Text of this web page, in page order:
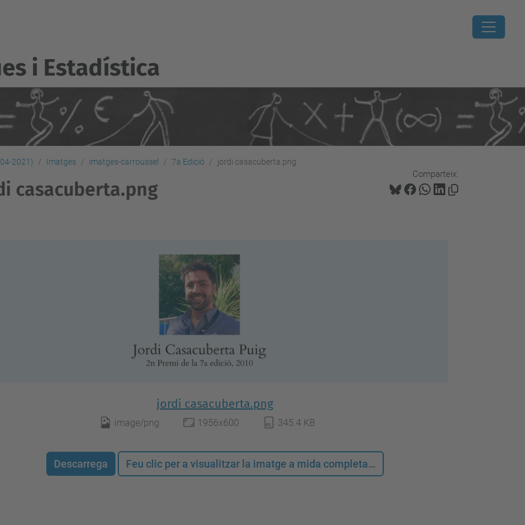
i Estadí­stica
2021) Imatges imatges-carroussel 7a Edició jordi casacuberta.png
Comparteix:
casacuberta.png
jordi casacuberta.png
image/png 1956x600 345.4 KB
Descarrega Feu clic per a visualitzar la imatge a mida completa…